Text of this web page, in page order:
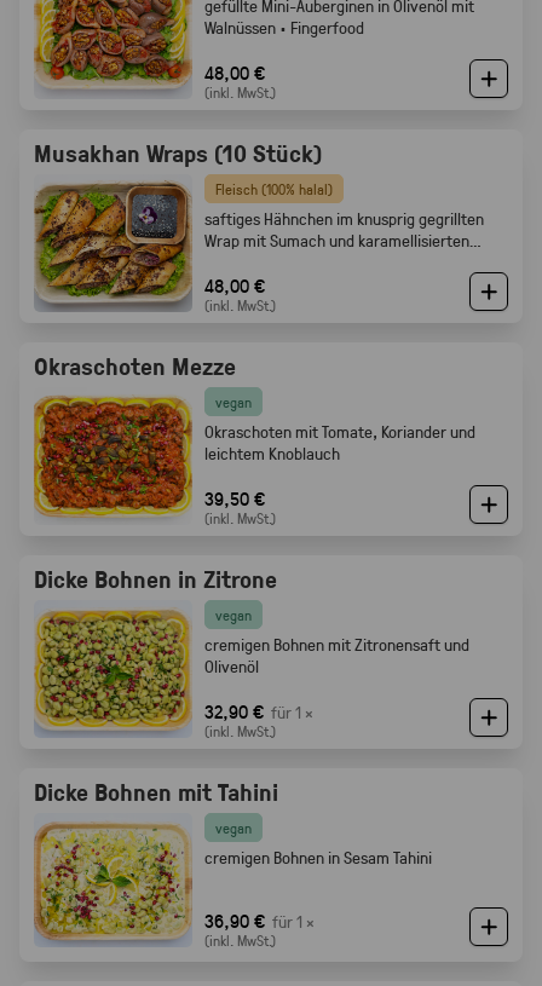
gefüllte Mini-Auberginen in Olivenöl mit
Walnüssen · Fingerfood
48,00 €
(inkl. MwSt.)
Musakhan Wraps (10 Stück)
Fleisch (100% halal)
saftiges Hähnchen im knusprig gegrillten
Wrap mit Sumach und karamellisierten
48,00 €
(inkl. MwSt.)
Okraschoten Mezze
vegan
Okraschoten mit Tomate, Koriander und
leichtem Knoblauch
39,50 €
(inkl. MwSt.)
Dicke Bohnen in Zitrone
vegan
cremigen Bohnen mit Zitronensaft und
Olivenöl
32,90 € für 1 ×
(inkl. MwSt.)
Dicke Bohnen mit Tahini
vegan
cremigen Bohnen in Sesam Tahini
36,90 € für 1 ×
(inkl. MwSt.)